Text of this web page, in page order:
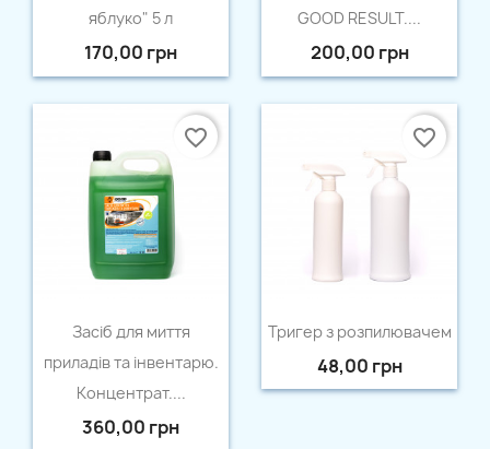
яблуко" 5 л
170,00 грн
GOOD RESULT....
200,00 грн
Швидкий перегляд
Засіб для миття
приладів та інвентарю.
Концентрат....
360,00 грн
favorite_border

Тригер з розпилювачем
48,00 грн
favorite_border
Назва списку бажань
Створити список бажань